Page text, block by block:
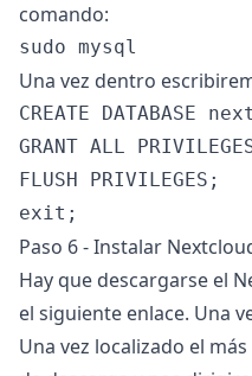
comando:
Una vez dentro
CREATE DATABASE
GRANT ALL
FLUSH PRIVILEGES;
Paso 6 - Instalar
Hay que descargarse el
el siguiente enlace. Una
Una vez localizado el